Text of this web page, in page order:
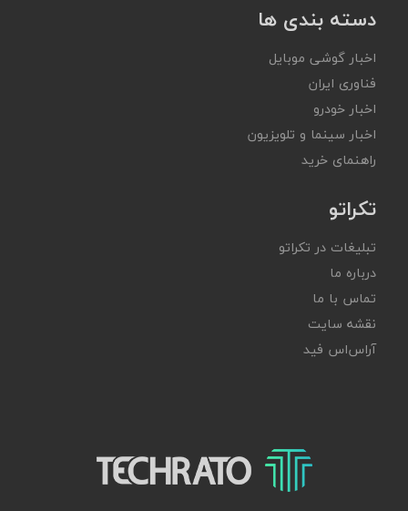
دسته بندی ها
اخبار گوشی موبایل
فناوری ایران
اخبار خودرو
اخبار سینما و تلویزیون
راهنمای خرید
تکراتو
تبلیغات در تکراتو
درباره ما
تماس با ما
نقشه سایت
آر‌اس‌اس فید
تکراتو – زندگی با تکنولوژی